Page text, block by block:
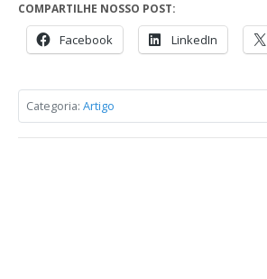
COMPARTILHE NOSSO POST:
Facebook LinkedIn
Categoria: Artigo